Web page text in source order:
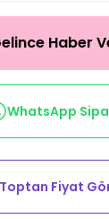
Haber
WhatsApp
Toptan Fiyat